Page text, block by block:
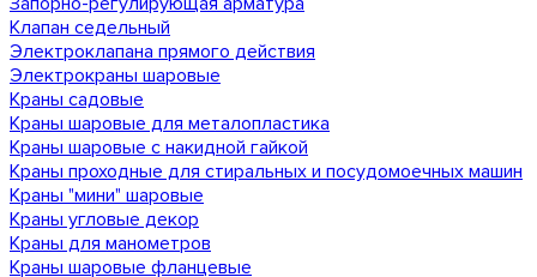
Клапан седельный
Электроклапана прямого действия
Электрокраны шаровые
Краны садовые
Краны шаровые для металопластика
Краны шаровые с накидной гайкой
Краны проходные для стиральных и посудомоечных машин
Краны "мини" шаровые
Краны угловые декор
Краны для манометров
Краны шаровые фланцевые